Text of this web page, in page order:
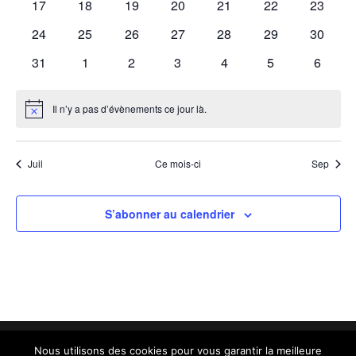
0
17
0
18
0
19
0
20
0
21
0
22
0
23
0
24
0
25
0
26
0
27
0
28
0
29
0
30
0
31
0
1
0
2
0
3
0
4
0
5
0
6
Notice Il n’y a pas d’évènements ce jour là.
Juil Ce mois-ci Sep
S’abonner au calendrier
Nous utilisons des cookies pour vous garantir la meilleure